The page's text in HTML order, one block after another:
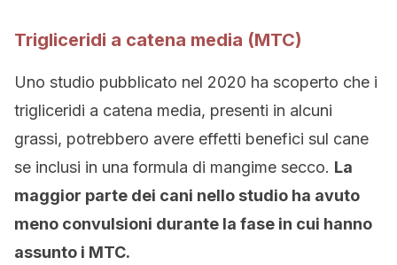
Trigliceridi a catena media (MTC)
Uno studio pubblicato nel 2020 ha scoperto che i
trigliceridi a catena media, presenti in alcuni
grassi, potrebbero avere effetti benefici sul cane
se inclusi in una formula di mangime secco. La
maggior parte dei cani nello studio ha avuto
meno convulsioni durante la fase in cui hanno
assunto i MTC.